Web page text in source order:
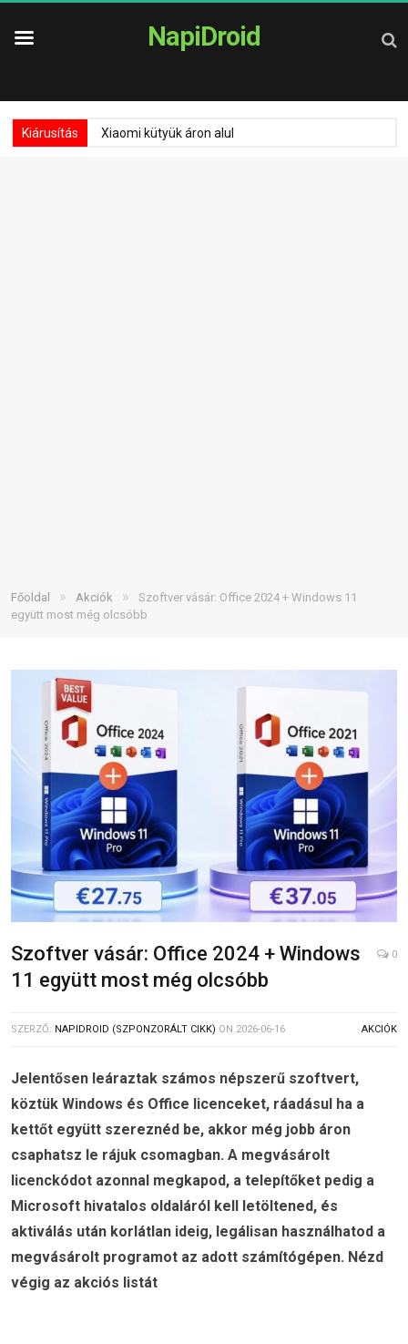
NapiDroid
Kiárusítás Xiaomi kütyük áron alul
Főoldal » Akciók »
Szoftver vásár: Office 2024 + Windows 11
együtt most még olcsóbb
Szoftver vásár: Office 2024 + Windows
11 együtt most még olcsóbb
0
SZERZŐ: NAPIDROID (SZPONZORÁLT CIKK) ON 2026-06-16 AKCIÓK
Jelentősen leáraztak számos népszerű szoftvert,
köztük Windows és Office licenceket, ráadásul ha a
kettőt együtt szereznéd be, akkor még jobb áron
csaphatsz le rájuk csomagban. A megvásárolt
licenckódot azonnal megkapod, a telepítőket pedig a
Microsoft hivatalos oldaláról kell letöltened, és
aktiválás után korlátlan ideig, legálisan használhatod a
megvásárolt programot az adott számítógépen. Nézd
végig az akciós listát